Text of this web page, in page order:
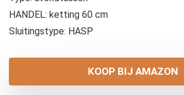
HANDEL: ketting 60 cm
Sluitingstype: HASP
KOOP BIJ AMAZON